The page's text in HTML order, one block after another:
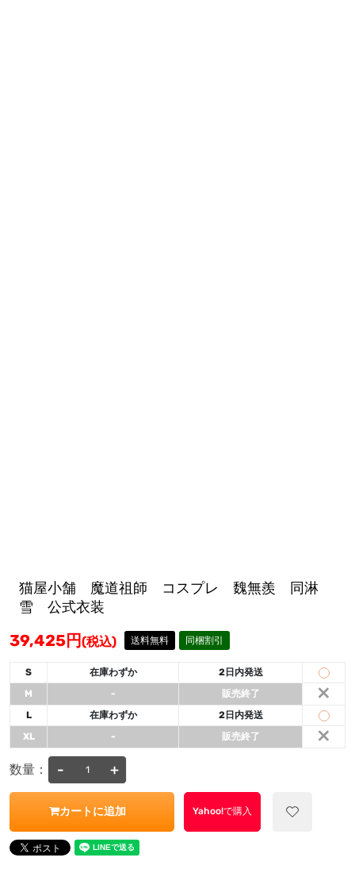
猫屋小舗 魔道祖師 コスプレ 魏無羨 同淋
雪 公式衣装
39,425円(税込) 送料無料 同梱割引
S 在庫わずか
2日内発送
M
- 販売終了 ×
L 在庫わずか
2日内発送
XL
- 販売終了 ×
数量： - +
カートに追加 Yahoo!で購入